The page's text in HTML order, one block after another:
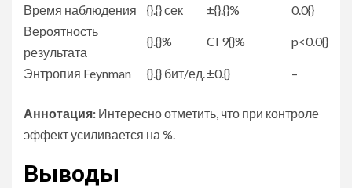
Время наблюдения {}.{} сек ±{}.{}%
0.0{}
Вероятность
результата
{}.{}% CI 9{}% p<0.0{}
Энтропия Feynman {}.{} бит/ед.±0.{} –
Аннотация: Интересно отметить, что при контроле
эффект усиливается на %.
Выводы